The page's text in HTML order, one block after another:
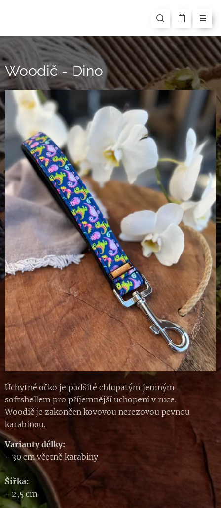
Woodič - Dino
Úchytné očko je podšité chlupatým jemným
softshellem pro příjemnější uchopení v ruce.
Woodič je zakončen kovovou nerezovou pevnou
karabinou.
Varianty délky:
- 30 cm včetně karabiny
Šířka:
- 2,5 cm